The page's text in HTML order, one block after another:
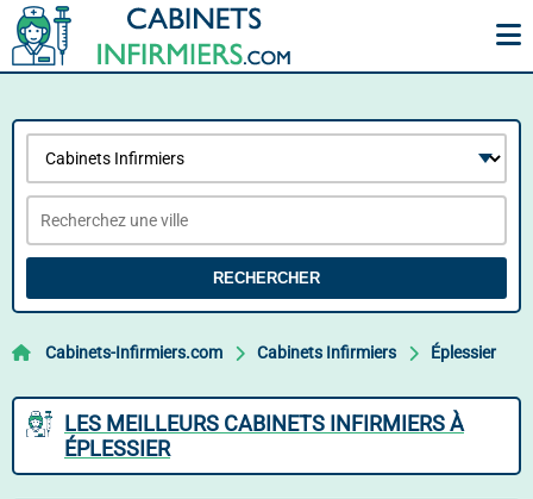
RECHERCHER
Cabinets-Infirmiers.com Cabinets Infirmiers Éplessier
LES MEILLEURS CABINETS INFIRMIERS À
ÉPLESSIER